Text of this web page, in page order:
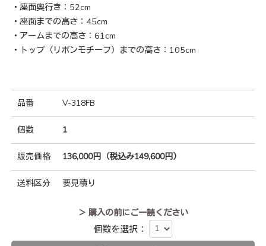
・座面奥行き：52cm
・座面までの高さ：45cm
・アームまでの高さ：61cm
・トップ（リボンモチーフ）までの高さ：105cm
品番 V-318FB
個数 1
販売価格 136,000円（税込み149,600円）
送料区分 要見積り
＞ 購入の前にご一読ください
個数を選択：